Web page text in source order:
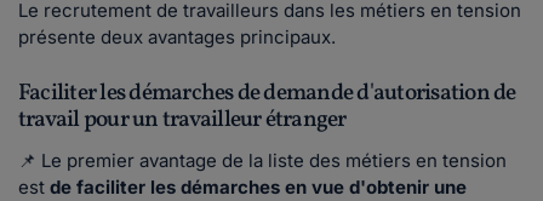
Le recrutement de travailleurs dans les métiers en tension
présente deux avantages principaux.
Faciliter les démarches de demande d'autorisation de
travail pour un travailleur étranger
📌 Le premier avantage de la liste des métiers en tension
est de faciliter les démarches en vue d'obtenir une